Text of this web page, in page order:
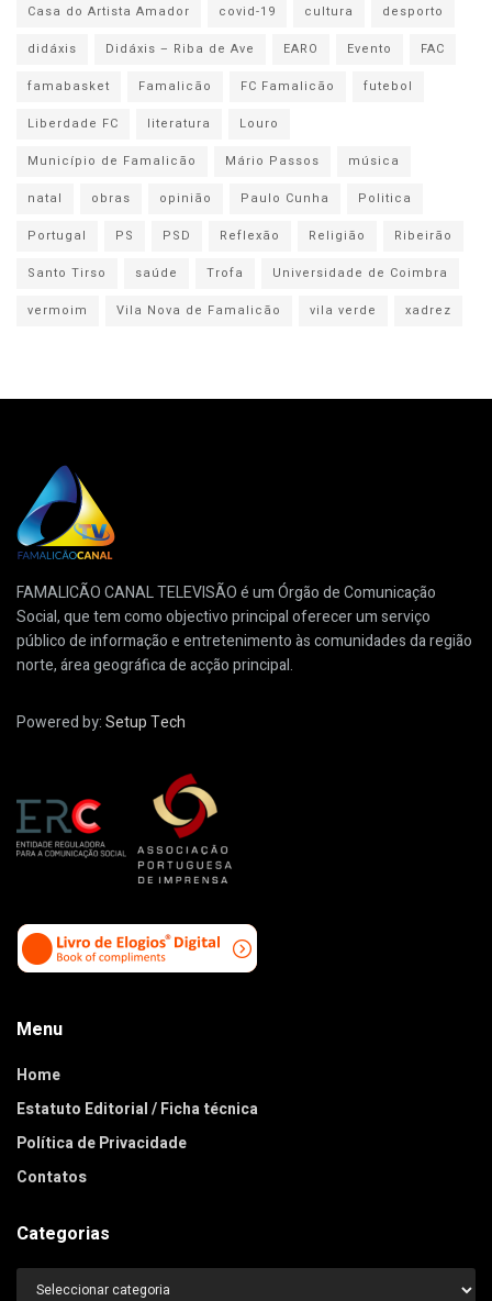
Casa do Artista Amador
covid-19 cultura
desporto
didáxis
Didáxis – Riba de Ave EARO Evento
FAC
famabasket
Famalicão FC Famalicão
futebol
Liberdade FC
literatura
Louro
Município de Famalicão
Mário Passos
música
natal
obras opinião Paulo Cunha
Politica
Portugal
PS PSD Reflexão Religião
Ribeirão
Santo Tirso
saúde Trofa
Universidade de Coimbra
vermoim
Vila Nova de Famalicão vila verde xadrez
FAMALICÃO CANAL TELEVISÃO é um Órgão de Comunicação
Social, que tem como objectivo principal oferecer um serviço
público de informação e entretenimento às comunidades da região
norte, área geográfica de acção principal.
Powered by:Setup Tech
Menu
Home
Estatuto Editorial / Ficha técnica
Política de Privacidade
Contatos
Categorias
Categorias